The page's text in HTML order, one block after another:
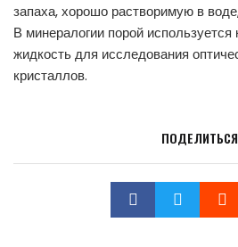
запаха, хорошо растворимую в
В минералогии порой
жидкость для исследования
кристаллов.
ПОДЕЛИТЬСЯ